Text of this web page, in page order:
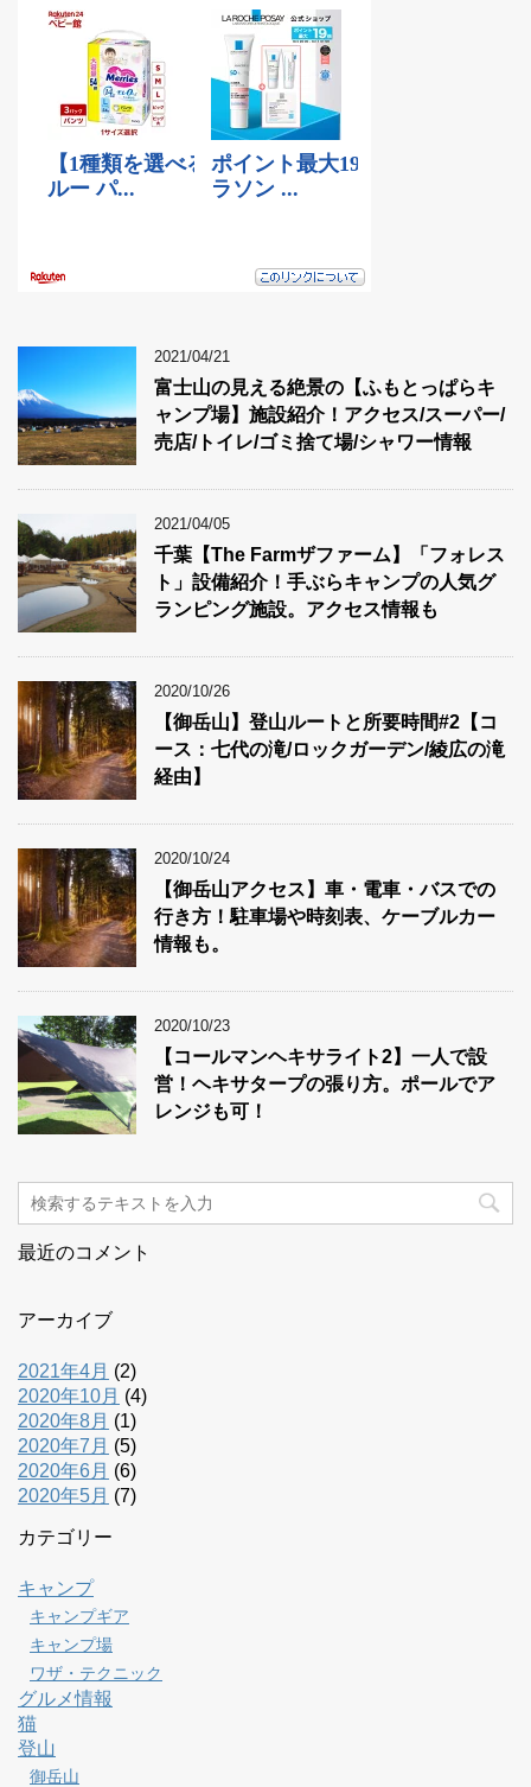
2021/04/21
富士山の見える絶景の【ふもとっぱらキ
ャンプ場】施設紹介！アクセス/スーパー/
売店/トイレ/ゴミ捨て場/シャワー情報
2021/04/05
千葉【The Farmザファーム】「フォレス
ト」設備紹介！手ぶらキャンプの人気グ
ランピング施設。アクセス情報も
2020/10/26
【御岳山】登山ルートと所要時間#2【コ
ース：七代の滝/ロックガーデン/綾広の滝
経由】
2020/10/24
【御岳山アクセス】車・電車・バスでの
行き方！駐車場や時刻表、ケーブルカー
情報も。
2020/10/23
【コールマンヘキサライト2】一人で設
営！ヘキサタープの張り方。ポールでア
レンジも可！
最近のコメント
アーカイブ
2021年4月 (2)
2020年10月 (4)
2020年8月 (1)
2020年7月 (5)
2020年6月 (6)
2020年5月 (7)
カテゴリー
キャンプ
キャンプギア
キャンプ場
ワザ・テクニック
グルメ情報
猫
登山
御岳山